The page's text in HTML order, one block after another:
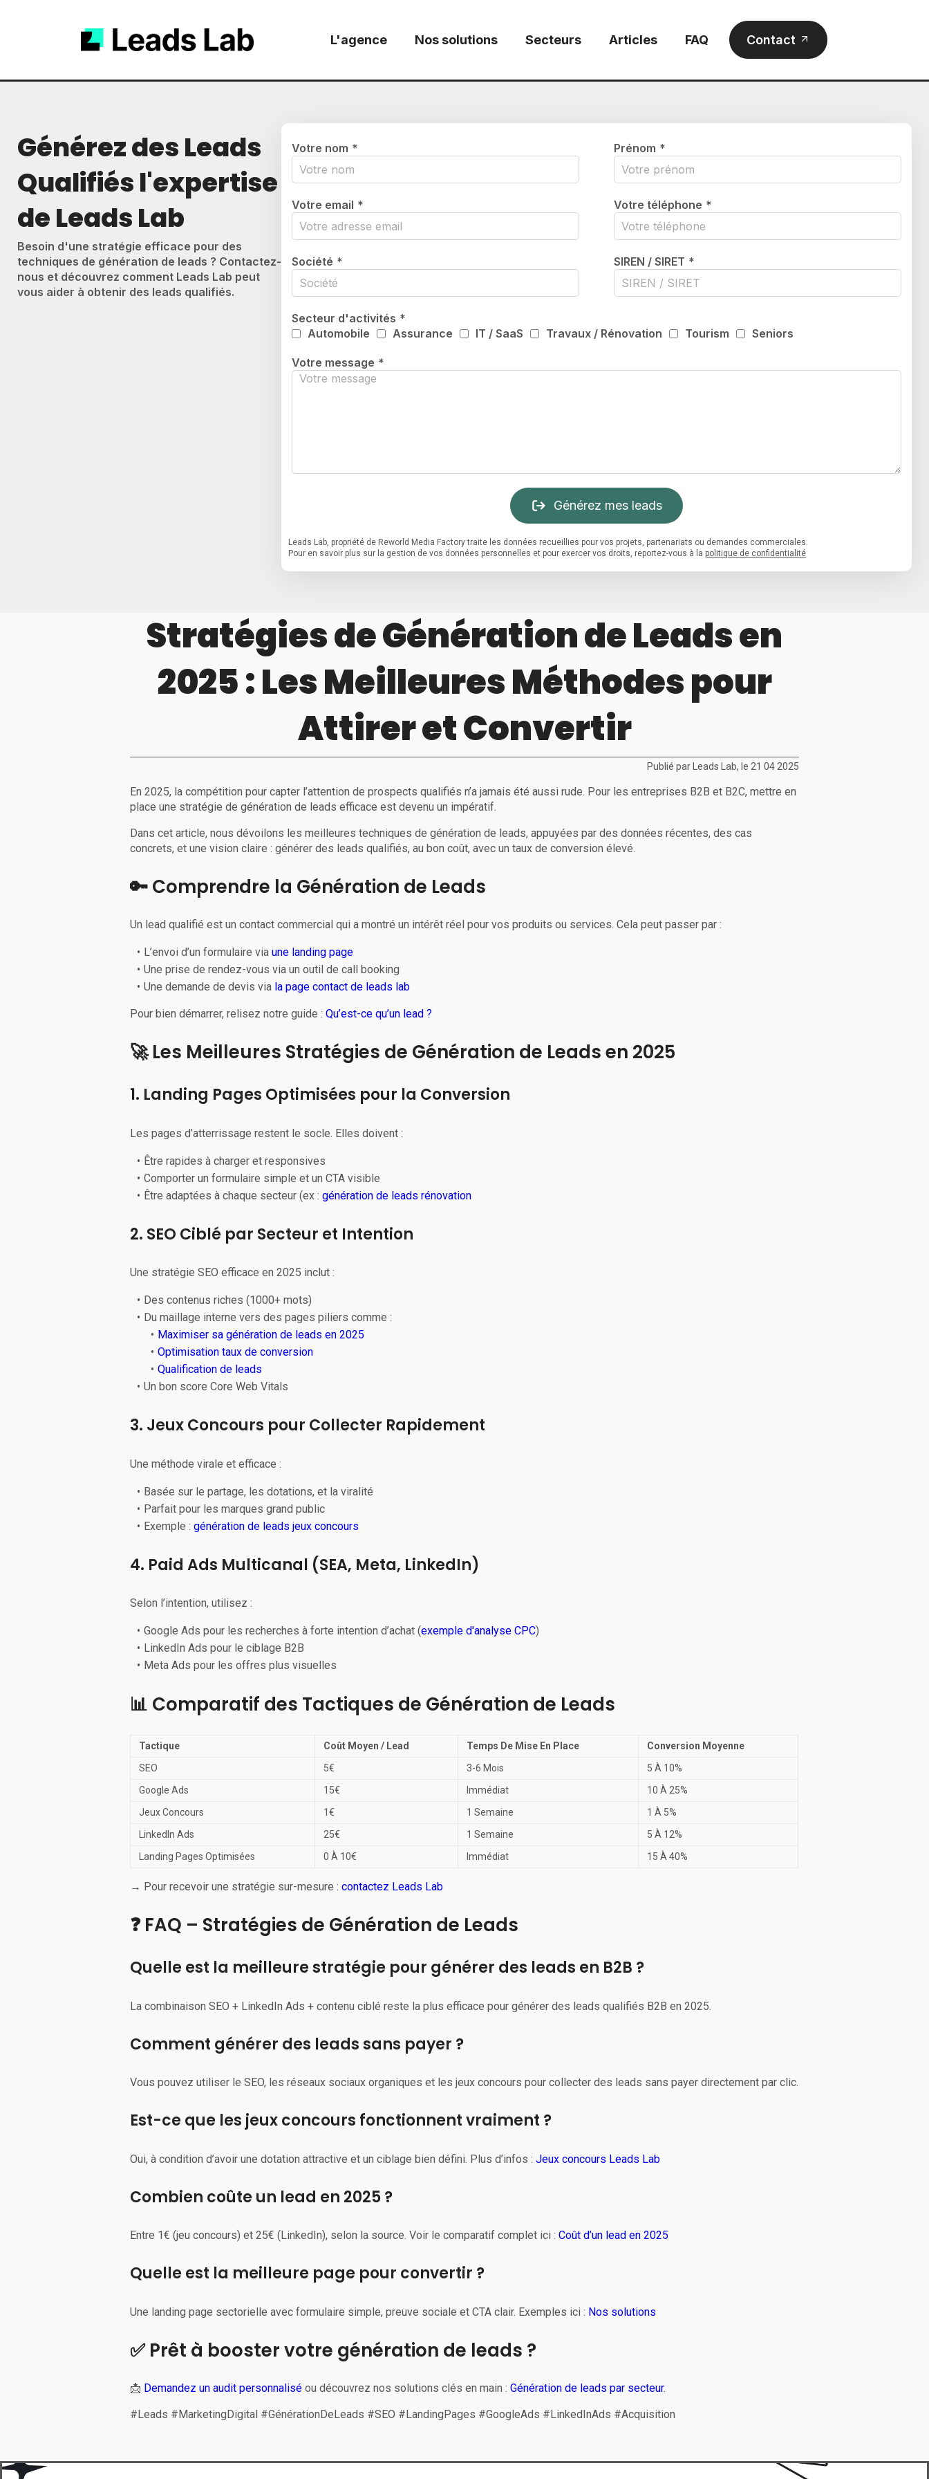
L'agence Nos solutions Secteurs Articles FAQ Contact
Générez des Leads
Qualifiés l'expertise
de Leads Lab
Besoin d'une stratégie efficace pour des
techniques de génération de leads ? Contactez-
nous et découvrez comment Leads Lab peut
vous aider à obtenir des leads qualifiés.
Votre nom * Prénom *
Votre email * Votre téléphone *
Société * SIREN / SIRET *
Secteur d'activités *
Automobile
Assurance IT / SaaS Travaux / Rénovation Tourism Seniors
Votre message *
Générez mes leads
Leads Lab, propriété de Reworld Media Factory traite les données recueillies pour vos projets, partenariats ou demandes commerciales.
Pour en savoir plus sur la gestion de vos données personnelles et pour exercer vos droits, reportez-vous à la politique de confidentialité
Stratégies de Génération de Leads en
2025 : Les Meilleures Méthodes pour
Attirer et Convertir
Publié par Leads Lab, le 21 04 2025
En 2025, la compétition pour capter l’attention de prospects qualifiés n’a jamais été aussi rude. Pour les entreprises B2B et B2C, mettre en
place une stratégie de génération de leads efficace est devenu un impératif.
Dans cet article, nous dévoilons les meilleures techniques de génération de leads, appuyées par des données récentes, des cas
concrets, et une vision claire : générer des leads qualifiés, au bon coût, avec un taux de conversion élevé.
🔑 Comprendre la Génération de Leads
Un lead qualifié est un contact commercial qui a montré un intérêt réel pour vos produits ou services. Cela peut passer par :
L’envoi d’un formulaire viaune landing page
Une prise de rendez-vous via un outil de call booking
Une demande de devis via la page contact de leads lab
Pour bien démarrer, relisez notre guide :Qu’est-ce qu’un lead ?
🚀 Les Meilleures Stratégies de Génération de Leads en 2025
1. Landing Pages Optimisées pour la Conversion
Les pages d’atterrissage restent le socle. Elles doivent :
Être rapides à charger et responsives
Comporter un formulaire simple et un CTA visible
Être adaptées à chaque secteur (ex :génération de leads rénovation
2. SEO Ciblé par Secteur et Intention
Une stratégie SEO efficace en 2025 inclut :
Des contenus riches (1000+ mots)
Du maillage interne vers des pages piliers comme :
Maximiser sa génération de leads en 2025
Optimisation taux de conversion
Qualification de leads
Un bon score Core Web Vitals
3. Jeux Concours pour Collecter Rapidement
Une méthode virale et efficace :
Basée sur le partage, les dotations, et la viralité
Parfait pour les marques grand public
Exemple :génération de leads jeux concours
4. Paid Ads Multicanal (SEA, Meta, LinkedIn)
Selon l’intention, utilisez :
Google Ads pour les recherches à forte intention d’achat (exemple d'analyse CPC)
LinkedIn Ads pour le ciblage B2B
Meta Ads pour les offres plus visuelles
📊 Comparatif des Tactiques de Génération de Leads
Tactique Coût Moyen / Lead Temps De Mise En Place
Conversion Moyenne
SEO
5€ 3-6 Mois
5 À 10%
Google Ads
15€ Immédiat
10 À 25%
Jeux Concours
1€ 1 Semaine
1 À 5%
LinkedIn Ads
25€ 1 Semaine
5 À 12%
Landing Pages Optimisées
0 À 10€ Immédiat 15 À 40%
→ Pour recevoir une stratégie sur-mesure :contactez Leads Lab
❓ FAQ – Stratégies de Génération de Leads
Quelle est la meilleure stratégie pour générer des leads en B2B ?
La combinaison SEO + LinkedIn Ads + contenu ciblé reste la plus efficace pour générer des leads qualifiés B2B en 2025.
Comment générer des leads sans payer ?
Vous pouvez utiliser le SEO, les réseaux sociaux organiques et les jeux concours pour collecter des leads sans payer directement par clic.
Est-ce que les jeux concours fonctionnent vraiment ?
Oui, à condition d’avoir une dotation attractive et un ciblage bien défini. Plus d’infos :Jeux concours Leads Lab
Combien coûte un lead en 2025 ?
Entre 1€ (jeu concours) et 25€ (LinkedIn), selon la source. Voir le comparatif complet ici :Coût d’un lead en 2025
Quelle est la meilleure page pour convertir ?
Une landing page sectorielle avec formulaire simple, preuve sociale et CTA clair. Exemples ici : Nos solutions
✅ Prêt à booster votre génération de leads ?
📩 Demandez un audit personnalisé ou découvrez nos solutions clés en main :Génération de leads par secteur.
#Leads #MarketingDigital #GénérationDeLeads #SEO #LandingPages #GoogleAds #LinkedInAds #Acquisition